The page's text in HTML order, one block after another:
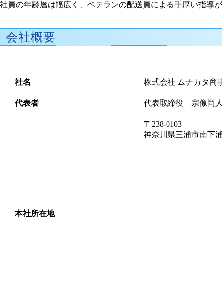
社員の年齢層は幅広く、ベテランの配送員による手厚い指導
会社概要
社名 株式会社 ムナカタ商
代表者 代表取締役 宗像尚
本社所在地
〒238-0103
神奈川県三浦市南下